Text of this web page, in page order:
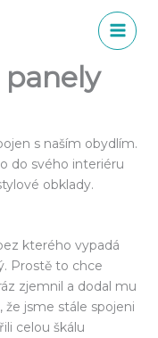
panely
s naším obydlím.
do svého interiéru
obklady.
kterého vypadá
Prostě to chce
zjemnil a dodal mu
že jsme stále spojeni
celou škálu